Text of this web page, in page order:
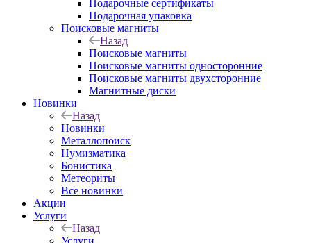
Подарочные сертификаты
Подарочная упаковка
Поисковые магниты
Назад
Поисковые магниты
Поисковые магниты односторонние
Поисковые магниты двухсторонние
Магнитные диски
Новинки
Назад
Новинки
Металлопоиск
Нумизматика
Бонистика
Метеориты
Все новинки
Акции
Услуги
Назад
Услуги